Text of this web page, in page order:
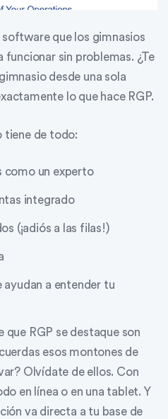
software que los gimnasios
funcionar sin problemas. ¿Te
desde una sola
lo que hace RGP.
tiene de todo:
como un experto
integrado
(¡adiós a las filas!)
ayudan a entender tu
que RGP se destaque son
esos montones de
Olvídate de ellos. Con
en línea o en una tablet. Y
va directa a tu base de